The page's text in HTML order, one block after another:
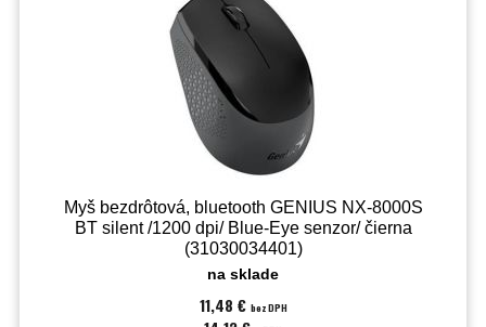
Myš bezdrôtová, bluetooth GENIUS NX-8000S
BT silent /1200 dpi/ Blue-Eye senzor/ čierna
(31030034401)
na sklade
11,48 € bez DPH